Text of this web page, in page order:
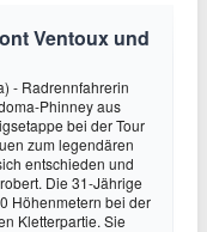
Ventoux und
- Radrennfahrerin
Phinney aus
bei der Tour
zum legendären
entschieden und
Die 31-Jährige
Höhenmetern bei der
Kletterpartie. Sie